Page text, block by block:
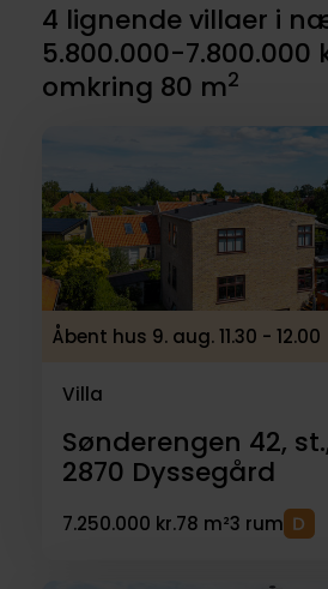
4 lignende villaer i
5.800.000-7.800.000
omkring 80 m2
Åbent hus 9. aug. 11.30 - 12.00
Villa
Sønderengen 42,
2870 Dyssegård
7.250.000 kr.78 m²3 rum